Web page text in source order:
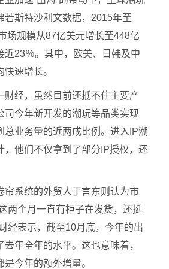
若斯特沙利文数据，2015年至
场规模从87亿美元增长至448亿
近23％。其中，欧美、日韩及中
速增长。
财经，虽然目前还抵不住主要产
司今年新开发的潮玩等品类实现
总业务量的近两成比例。进入IP潮
，他们不仅拿到了部分IP授权，还
帘系统的外贸人丁言东则认为市
两个月一直有柜子在发货，还挺
经表示，截至10月底，今年的出
去年全年的水平。这也意味着，
今年的额外增量。